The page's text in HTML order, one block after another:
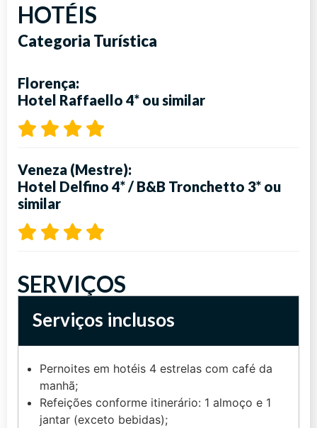
HOTÉIS
Categoria Turística
Florença:
Hotel Raffaello 4* ou similar
Veneza (Mestre):
Hotel Delfino 4*/B&B Tronchetto 3* ou
similar
SERVIÇOS
Serviços inclusos
Pernoites em hotéis 4 estrelas com café da
manhã;
Refeições conforme itinerário: 1 almoço e 1
jantar (exceto bebidas);